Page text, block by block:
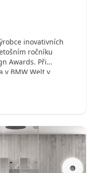
inovativních
ročníku
Awards. Při
v BMW Welt v
hned dvakrát.